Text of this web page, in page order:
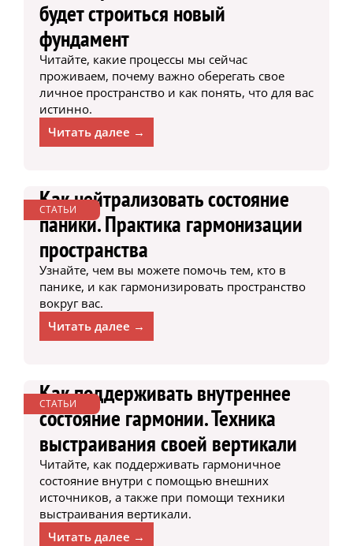
будет строиться новый
фундамент
Читайте, какие процессы мы сейчас
проживаем, почему важно оберегать свое
личное пространство и как понять, что для вас
истинно.
Читать далее →
СТАТЬИ
Как нейтрализовать состояние
паники. Практика гармонизации
пространства
Узнайте, чем вы можете помочь тем, кто в
панике, и как гармонизировать пространство
вокруг вас.
Читать далее →
СТАТЬИ
Как поддерживать внутреннее
состояние гармонии. Техника
выстраивания своей вертикали
Читайте, как поддерживать гармоничное
состояние внутри с помощью внешних
источников, а также при помощи техники
выстраивания вертикали.
Читать далее →